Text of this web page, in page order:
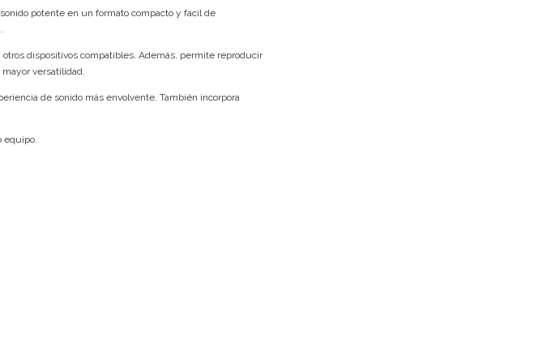
potente en un formato compacto y fácil de
dispositivos compatibles. Además, permite reproducir
versatilidad.
de sonido más envolvente. También incorpora
equipo.